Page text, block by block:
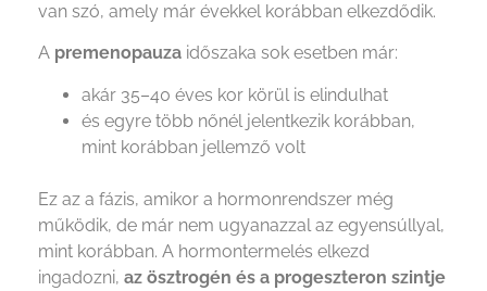
van szó, amely már évekkel korábban elkezdődik.
A premenopauza időszaka sok esetben már:
akár 35–40 éves kor körül is elindulhat
és egyre több nőnél jelentkezik korábban,
mint korábban jellemző volt
Ez az a fázis, amikor a hormonrendszer még
működik, de már nem ugyanazzal az egyensúllyal,
mint korábban. A hormontermelés elkezd
ingadozni, az ösztrogén és a progeszteron szintje